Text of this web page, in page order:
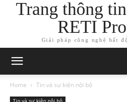
Trang thông
RETI
Giải pháp công nghệ bất
Home Tin và sự kiện nội bộ
Tin và sự kiện nội bộ